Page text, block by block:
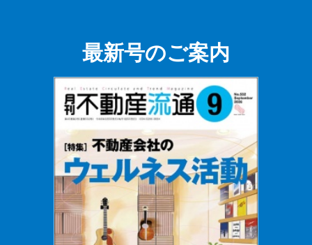
最新号のご案内